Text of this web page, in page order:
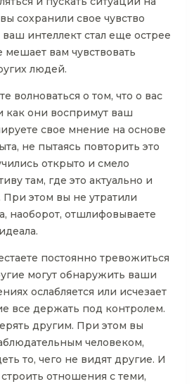
сохранили свое чувство
ваш интеллект стал еще острее
мешает вам чувствовать
людей.
волноваться о том, что о вас
как они воспримут ваш
свое мнение на основе
не пытаясь повторить это
открыто и смело
там, где это актуально и
При этом вы не утратили
наоборот, отшлифовываете
постоянно тревожиться
могут обнаружить ваши
ослабляется или исчезает
все держать под контролем.
другим. При этом вы
человеком,
то, чего не видят другие. И
отношения с теми,